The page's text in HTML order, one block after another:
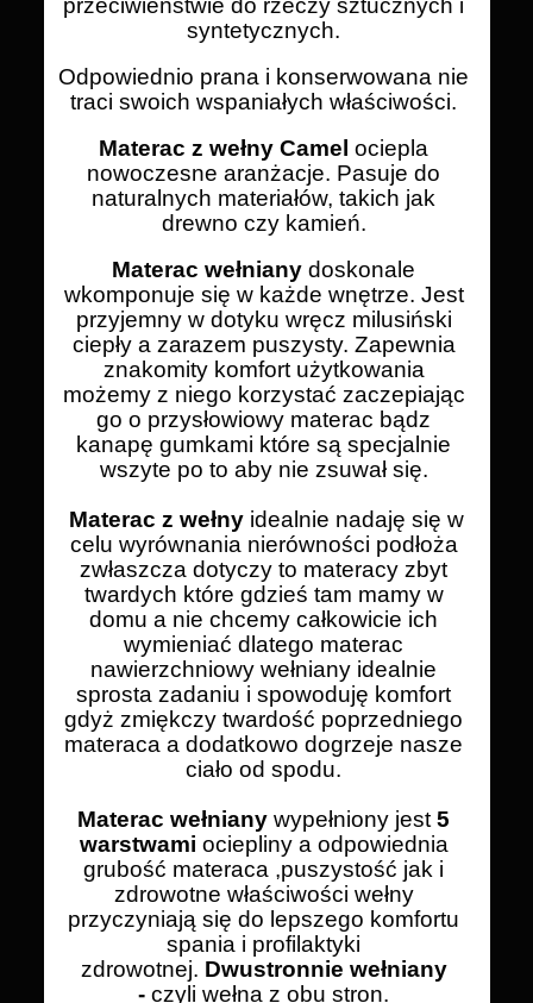
przeciwieństwie do rzeczy sztucznych i
syntetycznych.
Odpowiednio prana i konserwowana nie
traci swoich wspaniałych właściwości.
Materac z wełny Camel ociepla
nowoczesne aranżacje. Pasuje do
naturalnych materiałów, takich jak
drewno czy kamień.
Materac wełniany doskonale
wkomponuje się w każde wnętrze. Jest
przyjemny w dotyku wręcz milusiński
ciepły a zarazem puszysty. Zapewnia
znakomity komfort użytkowania
możemy z niego korzystać zaczepiając
go o przysłowiowy materac bądz
kanapę gumkami które są specjalnie
wszyte po to aby nie zsuwał się.
Materac z wełny idealnie nadaję się w
celu wyrównania nierówności podłoża
zwłaszcza dotyczy to materacy zbyt
twardych które gdzieś tam mamy w
domu a nie chcemy całkowicie ich
wymieniać dlatego materac
nawierzchniowy wełniany idealnie
sprosta zadaniu i spowoduję komfort
gdyż zmiękczy twardość poprzedniego
materaca a dodatkowo dogrzeje nasze
ciało od spodu.
Materac wełniany wypełniony jest5
warstwami ociepliny a odpowiednia
grubość materaca ,puszystość jak i
zdrowotne właściwości wełny
przyczyniają się do lepszego komfortu
spania i profilaktyki
zdrowotnej. Dwustronnie wełniany
- czyli wełna z obu stron.